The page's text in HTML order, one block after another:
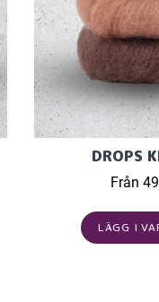
DROPS
Från
LÄGG I